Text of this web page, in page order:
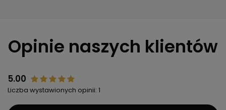
Opinie naszych klientów
5.00
Liczba wystawionych opinii: 1